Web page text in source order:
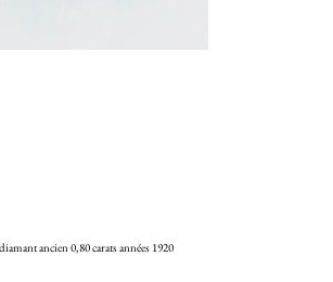
ancien 0,80 carats années 1920